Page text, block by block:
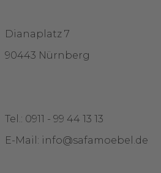
Dianaplatz 7
90443 Nürnberg
Tel.: 0911 - 99 44 13 13
E-Mail: info@safamoebel.de